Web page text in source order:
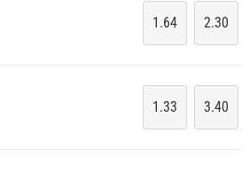
1.64 2.30
1.33 3.40